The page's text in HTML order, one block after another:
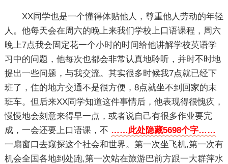
XX同学也是一个懂得体贴他人，尊重他人劳动的年轻
人。他每天会在周六的晚上来我们学校上口语课程，周六
晚上7点我会固定花一个小时的时间给他讲解学校英语学
习中的问题，他每次也都会非常认真地聆听，并时不时地
提出一些问题，与我交流。其实很多时候我7点就已经下
班了，住的地方交通不是很方便，8点就坐不到回家的末
班车。但后来XX同学知道这件事情后，他表现得很愧疚，
慢慢地会刻意来得早一点，或者说自己有很多作业要完
成，一会还要上口语课，不 ……此处隐藏5698个字……
一扇窗口去窥探这个社会和世界。第一次坐飞机,第一次有
机会全国各地到处跑,第一次站在旅游巴前方跟一大群萍水